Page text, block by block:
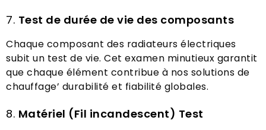
7. Test de durée de vie des composants
Chaque composant des radiateurs électriques
subit un test de vie. Cet examen minutieux garantit
que chaque élément contribue à nos solutions de
chauffage’ durabilité et fiabilité globales.
8. Matériel (Fil incandescent) Test